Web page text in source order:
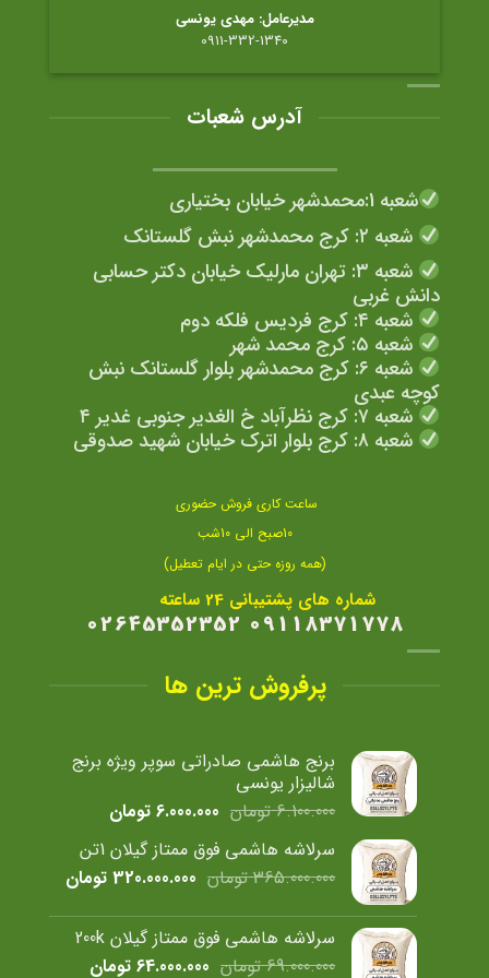
مدیرعامل: مهدی یونسی
0911-332-1340
آدرس شعبات
شعبه 1:محمدشهر خیابان بختیاری
شعبه ۲: کرج محمدشهر نبش گلستانک
شعبه ۳: تهران مارلیک خیابان دکتر حسابی
دانش غربی
شعبه ۴: کرج فردیس فلکه دوم
شعبه ۵: کرج محمد شهر
شعبه ۶: کرج محمدشهر بلوار گلستانک نبش
کوچه عبدی
شعبه ۷: کرج نظرآباد خ الغدیر جنوبی غدیر ۴
شعبه ۸: کرج بلوار اترک خیابان شهید صدوقی
ساعت کاری فروش حضوری
10صبح الی 10شب
(همه روزه حتی در ایام تعطیل)
شماره های پشتیبانی 24 ساعته
09118371778 02645352352
پرفروش ترین ها
برنج هاشمی صادراتی سوپر ویژه برنج
شالیزار یونسی
6.100.000 تومان قیمت
6.100.000 تومان
بود.
6.000.000 تومانقیمت
است.
سرلاشه هاشمی فوق ممتاز گیلان 1تن
365.000.000 تومان قیمت
365.000.000 تومان
بود.
320.000.000 تومانقیمت
سرلاشه هاشمی فوق ممتاز گیلان 200k
69.000.000 تومان قیمت
64.000.000 تومانقیمت